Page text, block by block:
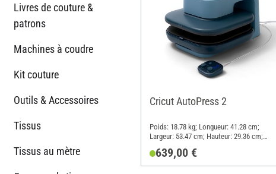
Livres de couture &
patrons
Machines à coudre
Kit couture
Outils & Accessoires
Tissus
Tissus au mètre
Cricut AutoPress 2
Poids: 18.78 kg; Longueur: 41.28 cm;
Largeur: 53.47 cm; Hauteur: 29.36 cm;
639,00 €